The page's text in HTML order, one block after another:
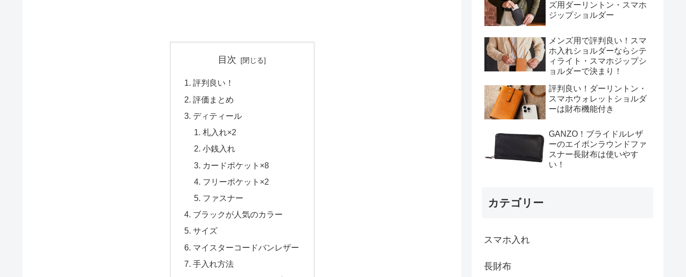
目次
評判良い！
評価まとめ
ディティール
札入れ×2
小銭入れ
カードポケット×8
フリーポケット×2
ファスナー
ブラックが人気のカラー
サイズ
マイスターコードバンレザー
手入れ方法
ズ用ダーリントン・スマホ
ジップショルダー
メンズ用で評判良い！スマ
ホ入れショルダーならシテ
ィライト・スマホジップシ
ョルダーで決まり！
評判良い！ダーリントン・
スマホウォレットショルダ
ーは財布機能付き
GANZO！ブライドルレザ
ーのエイボンラウンドファ
スナー長財布は使いやす
い！
カテゴリー
スマホ入れ
長財布